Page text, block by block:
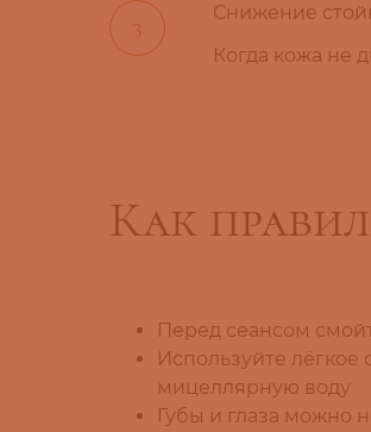
Снижение
Когда кожа не
Как
Перед сеансом
Используйте
мицеллярную воду
Губы и глаза можно